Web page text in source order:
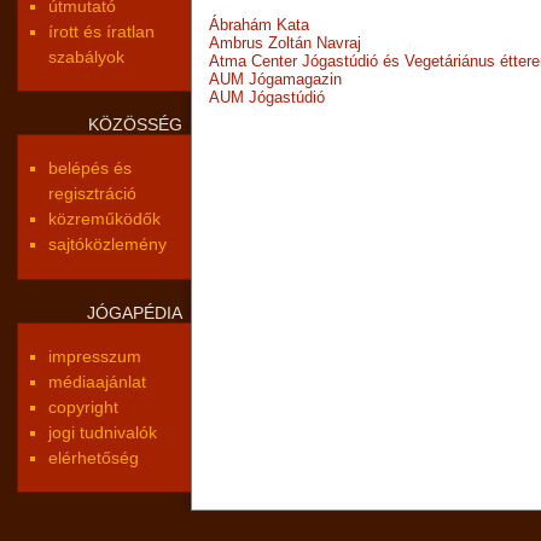
útmutató
írott és íratlan
szabályok
KÖZÖSSÉG
belépés és
regisztráció
közreműködők
sajtóközlemény
JÓGAPÉDIA
impresszum
médiaajánlat
copyright
jogi tudnivalók
elérhetőség
Ábrahám Kata
Ambrus Zoltán Navraj
Atma Center Jógastúdió és Vegetáriánus
AUM Jógamagazin
AUM Jógastúdió